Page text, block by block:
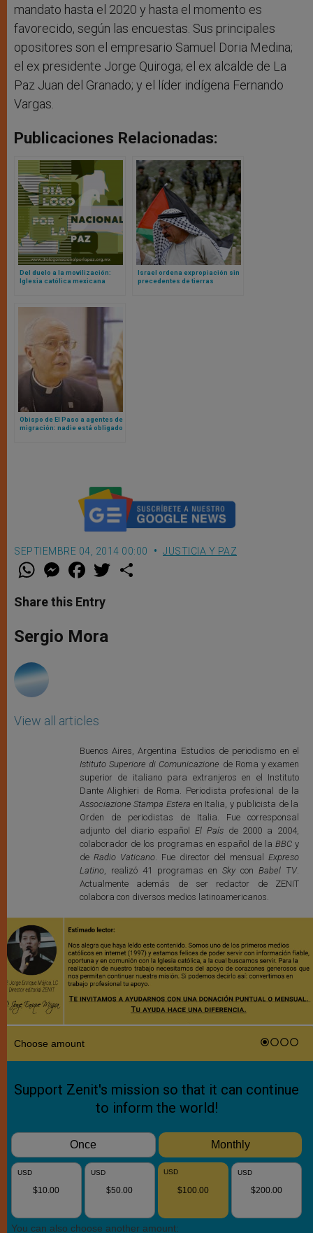
mandato hasta el 2020 y hasta el momento es
favorecido, según las encuestas. Sus principales
opositores son el empresario Samuel Doria Medina;
el ex presidente Jorge Quiroga; el ex alcalde de La
Paz Juan del Granado; y el líder indígena Fernando
Vargas.
Publicaciones Relacionadas:
Del duelo a la movilización:
Iglesia católica mexicana
Israel ordena expropiación sin
precedentes de tierras
Obispo de El Paso a agentes de
migración: nadie está obligado
SEPTIEMBRE 04, 2014 00:00 JUSTICIA Y PAZ
W
t
s
p
p
M
e
s
e
g
e
F
a
e
b
o
k
w
Share this Entry
Sergio Mora
View all articles
Buenos Aires, Argentina Estudios de periodismo en el
Istituto Superiore di Comunicazione de Roma y examen
superior de italiano para extranjeros en el Instituto
Dante Alighieri de Roma. Periodista profesional de la
Associazione Stampa Estera en Italia, y publicista de la
Orden de periodistas de Italia. Fue corresponsal
adjunto del diario españolEl Paísde 2000 a 2004,
colaborador de los programas en español de la BBCy
de Radio Vaticano. Fue director del mensualExpreso
Latino, realizó 41 programas en Skycon Babel TV.
Actualmente además de ser redactor de ZENIT
colabora con diversos medios latinoamericanos.